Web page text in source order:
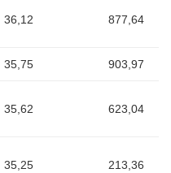
36,12 877,64
35,75 903,97
35,62 623,04
35,25 213,36